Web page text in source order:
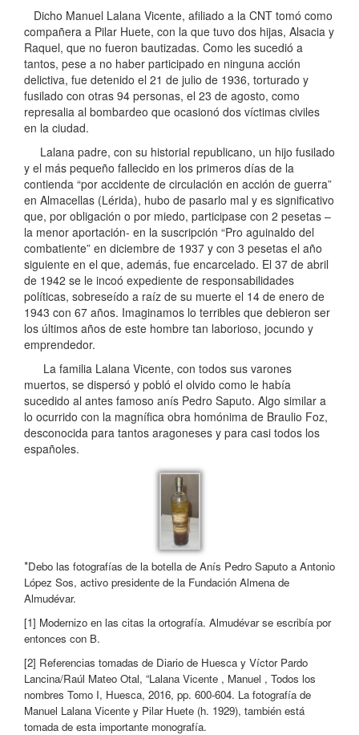
Dicho Manuel Lalana Vicente, afiliado a la CNT tomó como
compañera a Pilar Huete, con la que tuvo dos hijas, Alsacia y
Raquel, que no fueron bautizadas. Como les sucedió a
tantos, pese a no haber participado en ninguna acción
delictiva, fue detenido el 21 de julio de 1936, torturado y
fusilado con otras 94 personas, el 23 de agosto, como
represalia al bombardeo que ocasionó dos víctimas civiles
en la ciudad.
Lalana padre, con su historial republicano, un hijo fusilado
y el más pequeño fallecido en los primeros días de la
contienda “por accidente de circulación en acción de guerra”
en Almacellas (Lérida), hubo de pasarlo mal y es significativo
que, por obligación o por miedo, participase con 2 pesetas –
la menor aportación- en la suscripción “Pro aguinaldo del
combatiente” en diciembre de 1937 y con 3 pesetas el año
siguiente en el que, además, fue encarcelado. El 37 de abril
de 1942 se le incoó expediente de responsabilidades
políticas, sobreseído a raíz de su muerte el 14 de enero de
1943 con 67 años. Imaginamos lo terribles que debieron ser
los últimos años de este hombre tan laborioso, jocundo y
emprendedor.
La familia Lalana Vicente, con todos sus varones
muertos, se dispersó y pobló el olvido como le había
sucedido al antes famoso anís Pedro Saputo. Algo similar a
lo ocurrido con la magnífica obra homónima de Braulio Foz,
desconocida para tantos aragoneses y para casi todos los
españoles.
*Debo las fotografías de la botella de Anís Pedro Saputo a Antonio
López Sos, activo presidente de la Fundación Almena de
Almudévar.
[1] Modernizo en las citas la ortografía. Almudévar se escribía por
entonces con B.
[2] Referencias tomadas de Diario de Huesca y Víctor Pardo
Lancina/Raúl Mateo Otal, “Lalana Vicente , Manuel , Todos los
nombres Tomo I, Huesca, 2016, pp. 600-604. La fotografía de
Manuel Lalana Vicente y Pilar Huete (h. 1929), también está
tomada de esta importante monografía.